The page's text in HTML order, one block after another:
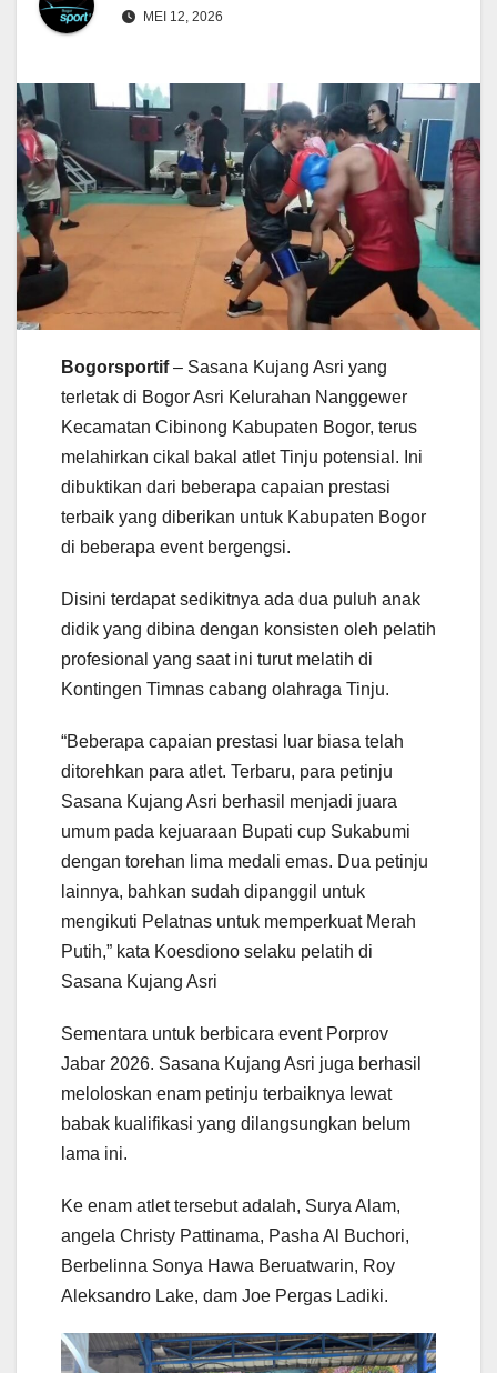
MEI 12, 2026
Bogorsportif– Sasana Kujang Asri yang
terletak di Bogor Asri Kelurahan Nanggewer
Kecamatan Cibinong Kabupaten Bogor, terus
melahirkan cikal bakal atlet Tinju potensial. Ini
dibuktikan dari beberapa capaian prestasi
terbaik yang diberikan untuk Kabupaten Bogor
di beberapa event bergengsi.
Disini terdapat sedikitnya ada dua puluh anak
didik yang dibina dengan konsisten oleh pelatih
profesional yang saat ini turut melatih di
Kontingen Timnas cabang olahraga Tinju.
“Beberapa capaian prestasi luar biasa telah
ditorehkan para atlet. Terbaru, para petinju
Sasana Kujang Asri berhasil menjadi juara
umum pada kejuaraan Bupati cup Sukabumi
dengan torehan lima medali emas. Dua petinju
lainnya, bahkan sudah dipanggil untuk
mengikuti Pelatnas untuk memperkuat Merah
Putih,” kata Koesdiono selaku pelatih di
Sasana Kujang Asri
Sementara untuk berbicara event Porprov
Jabar 2026. Sasana Kujang Asri juga berhasil
meloloskan enam petinju terbaiknya lewat
babak kualifikasi yang dilangsungkan belum
lama ini.
Ke enam atlet tersebut adalah, Surya Alam,
angela Christy Pattinama, Pasha Al Buchori,
Berbelinna Sonya Hawa Beruatwarin, Roy
Aleksandro Lake, dam Joe Pergas Ladiki.